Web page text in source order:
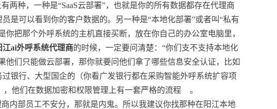
两种，一种是“SaaS云部署”，也就是你的所有数据都存在代理商
是可以看到你的客户数据的。另一种是“本地化部署”或者叫“私有
把那个外呼系统的主机直接买断，放在你自己的办公室电脑里，
江ai外呼系统代理商的时候，一定要问清楚：“你们支不支持本地化
他们只能做云部署，那你就要问他们拿了哪些信息安全认证，比如
银行、大型国企的（你看广发银行都在采购智能外呼系统扩容项
，他们在数据加密和权限管理上有一套严格的流程
。
内部员工不安分，那就是内鬼。所以我建议你找那种在阳江本地